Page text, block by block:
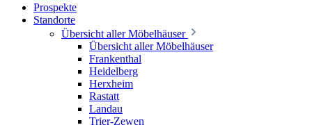
Prospekte
Standorte
Übersicht aller Möbelhäuser
Übersicht aller Möbelhäuser
Frankenthal
Heidelberg
Herxheim
Rastatt
Landau
Trier-Zewen